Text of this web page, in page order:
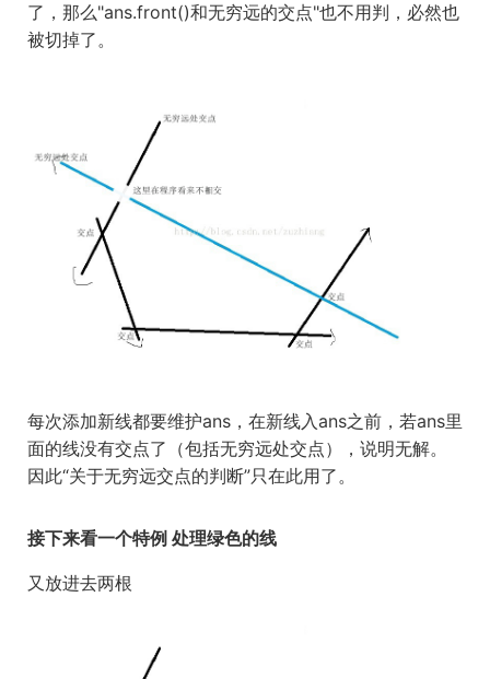
了，那么"ans.front()和无穷远的交点"也不用判，必然也
被切掉了。
每次添加新线都要维护ans，在新线入ans之前，若ans里
面的线没有交点了（包括无穷远处交点），说明无解。
因此“关于无穷远交点的判断”只在此用了。
接下来看一个特例 处理绿色的线
又放进去两根